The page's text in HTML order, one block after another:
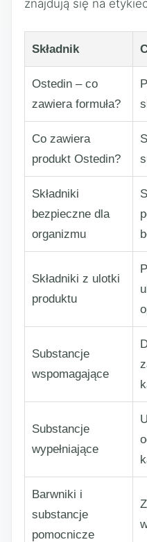
znajdują się na
Składnik
Ostedin – co
zawiera formuła?
Co zawiera
produkt Ostedin?
Składniki
bezpieczne dla
organizmu
Składniki z ulotki
produktu
Substancje
wspomagające
Substancje
wypełniające
Barwniki i
substancje
pomocnicze